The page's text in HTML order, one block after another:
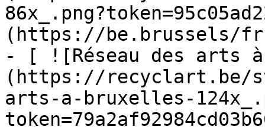
(https://be.brussels/
- [ ![Réseau des arts
(https://recyclart.be/
arts-a-bruxelles-